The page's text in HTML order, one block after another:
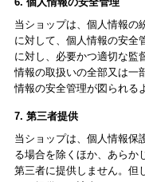
当ショップは、個人情報の
に対して、個人情報の安全
に対し、必要かつ適切な監
情報の取扱いの全部又は一
情報の安全管理が図られる
7. 第三者提供
当ショップは、個人情報保
る場合を除くほか、あらか
第三者に提供しません。但